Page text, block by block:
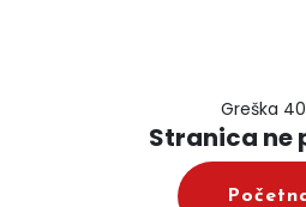
Greška
Stranica ne